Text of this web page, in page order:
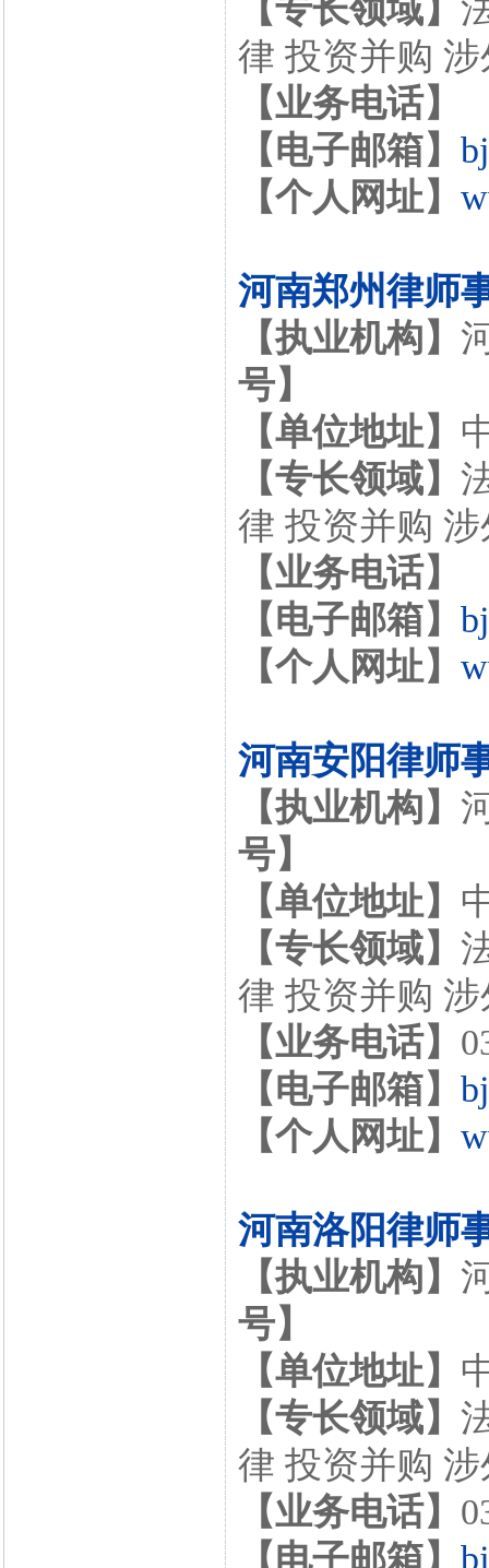
【专长领域】
律 投资并购
【业务电话】
【电子邮箱】
【个人网址】
河南郑州律师
【执业机构】
号】
【单位地址】
【专长领域】
律 投资并购
【业务电话】
【电子邮箱】
【个人网址】
河南安阳律师
【执业机构】
号】
【单位地址】
【专长领域】
律 投资并购
【业务电话】
【电子邮箱】
【个人网址】
河南洛阳律师
【执业机构】
号】
【单位地址】
【专长领域】
律 投资并购
【业务电话】
【电子邮箱】